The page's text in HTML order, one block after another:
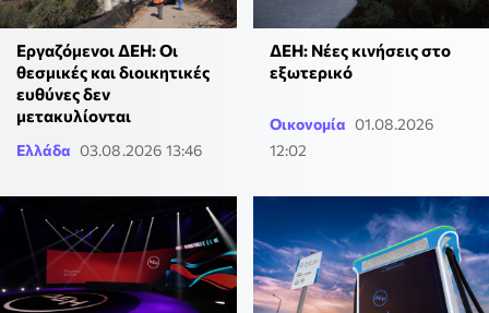
Εργαζόμενοι ΔΕΗ: Οι
θεσμικές και διοικητικές
ευθύνες δεν
μετακυλίονται
Ελλάδα 03.08.2026 13:46
ΔΕΗ: Νέες κινήσεις στο
εξωτερικό
Οικονομία 01.08.2026
12:02